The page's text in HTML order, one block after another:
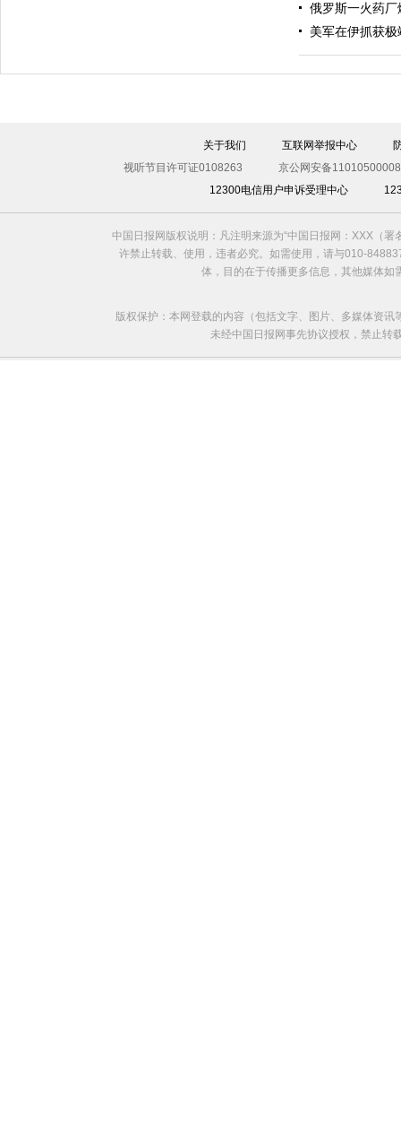
俄罗斯一火药
美军在伊抓获极
关于我们 互联网举报中心
视听节目许可证0108263
京公网安备
12300电信用户申诉受理中心
中国日报网版权说明：凡注明来源为“中国日报网：XXX（
许禁止转载、使用，违者必究。如需使用，请与010-
体，目的在于传播更多信息，其他媒体
版权保护：本网登载的内容（包括文字、图片、多媒体资
未经中国日报网事先协议授权，禁止转